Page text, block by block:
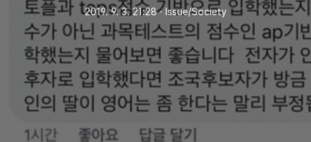
2019. 9. 3. 21:28ㆍ Issue/Society